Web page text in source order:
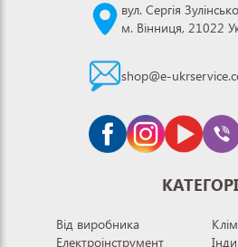
вул. Сергія
м. Вінниця, 21022
shop@e-
Від виробника
Електроінструмент